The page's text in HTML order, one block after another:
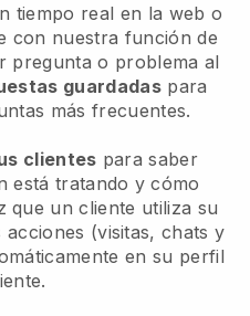
tiempo real en la web o
con nuestra función de
pregunta o problema al
guardadaspara
más frecuentes.
clientes para saber
está tratando y cómo
que un cliente utiliza su
(visitas, chats y
en su perfil